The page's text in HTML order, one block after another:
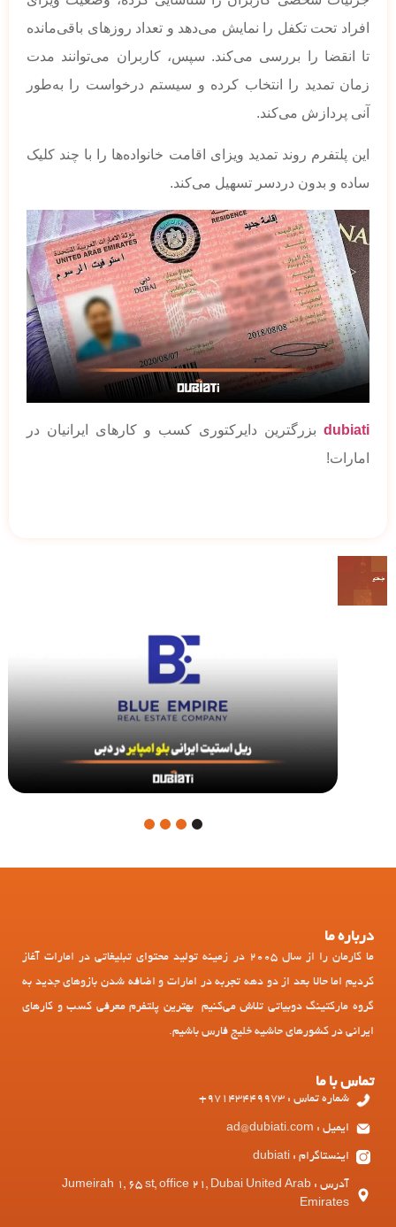
افراد تحت تکفل را نمایش می‌دهد و تعداد روزهای باقی‌مانده
تا انقضا را بررسی می‌کند. سپس، کاربران می‌توانند مدت
زمان تمدید را انتخاب کرده و سیستم درخواست را به‌طور
آنی پردازش می‌کند.
این پلتفرم روند تمدید ویزای اقامت خانواده‌ها را با چند کلیک
ساده و بدون دردسر تسهیل می‌کند.
dubiati بزرگترین دایرکتوری کسب و کارهای ایرانیان در
امارات!
1
درباره ما
ما کارمان را از سال 2005 در زمینه تولید محتوای تبلیغاتی در امارات آغاز
کردیم اما حالا بعد از دو دهه تجربه در امارات و اضافه شدن بازوهای جدید به
گروه مارکتینگ دوبیاتی تلاش می‌کنیم بهترین پلتفرم معرفی کسب و کارهای
ایرانی در کشورهای حاشیه خلیج فارس باشیم.
تماس با ما
شماره تماس : 97143449973+
ایمیل : ad@dubiati.com
اینستاگرام : dubiati
آدرس : Jumeirah 1, 65 st, office 21, Dubai United Arab
Emirates